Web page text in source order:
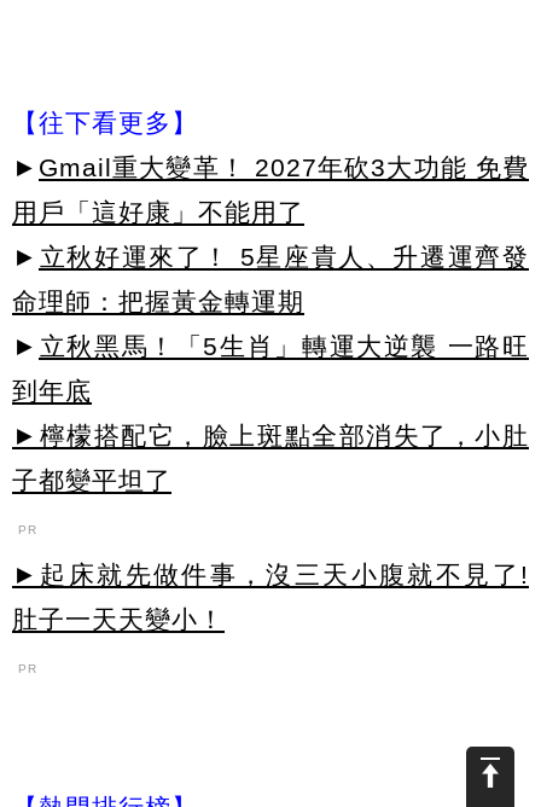
【往下看更多】
► Gmail重大變革！ 2027年砍3大功能 免費
用戶「這好康」不能用了
► 立秋好運來了！ 5星座貴人、升遷運齊發
命理師：把握黃金轉運期
► 立秋黑馬！「5生肖」轉運大逆襲 一路旺
到年底
►檸檬搭配它，臉上斑點全部消失了，小肚
子都變平坦了
PR
►起床就先做件事，沒三天小腹就不見了!
肚子一天天變小！
PR